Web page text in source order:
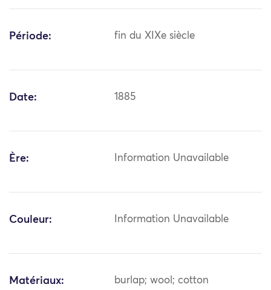
Période: fin du XIXe siècle
Date: 1885
Ère: Information Unavailable
Couleur: Information Unavailable
Matériaux: burlap; wool; cotton